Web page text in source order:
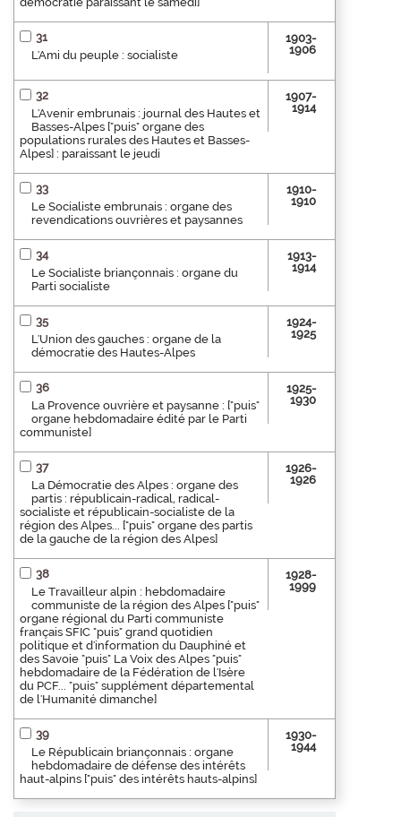
31
L'Ami du peuple : socialiste
1903-
1906
32
L'Avenir embrunais : journal des Hautes et
Basses-Alpes ["puis" organe des
populations rurales des Hautes et Basses-
Alpes] : paraissant le jeudi
1907-
1914
33
Le Socialiste embrunais : organe des
revendications ouvrières et paysannes
1910-
1910
34
Le Socialiste briançonnais : organe du
Parti socialiste
1913-
1914
35
L'Union des gauches : organe de la
démocratie des Hautes-Alpes
1924-
1925
36
La Provence ouvrière et paysanne : ["puis"
organe hebdomadaire édité par le Parti
communiste]
1925-
1930
37
La Démocratie des Alpes : organe des
partis : républicain-radical, radical-
socialiste et républicain-socialiste de la
région des Alpes... ["puis" organe des partis
de la gauche de la région des Alpes]
1926-
1926
38
Le Travailleur alpin : hebdomadaire
communiste de la région des Alpes ["puis"
organe régional du Parti communiste
français SFIC "puis" grand quotidien
politique et d'information du Dauphiné et
des Savoie "puis" La Voix des Alpes "puis"
hebdomadaire de la Fédération de l'Isère
du PCF... "puis" supplément départemental
de l'Humanité dimanche]
1928-
1999
39
Le Républicain briançonnais : organe
hebdomadaire de défense des intérêts
haut-alpins ["puis" des intérêts hauts-alpins]
1930-
1944